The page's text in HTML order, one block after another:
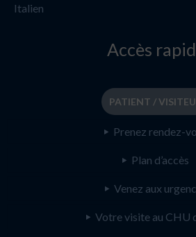
Italien
Accès
PATIENT /
Prenez rendez-
Plan d’accès
Venez aux
Votre visite au CHU